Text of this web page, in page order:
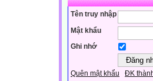
Tên truy nhập
Mật khẩu
Ghi nhớ
Quên mật khẩu ĐK